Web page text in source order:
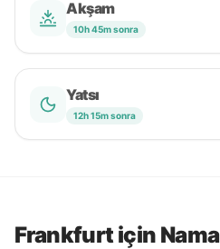
Akşam
10h 45m sonra
Yatsı
12h 15m sonra
Frankfurt için